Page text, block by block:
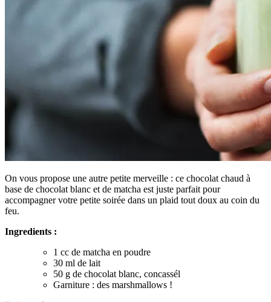
On vous propose une autre petite merveille : ce chocolat chaud à
base de chocolat blanc et de matcha est juste parfait pour
accompagner votre petite soirée dans un plaid tout doux au coin du
feu.
Ingredients :
1 cc de matcha en poudre
30 ml de lait
50 g de chocolat blanc, concassél
Garniture : des marshmallows !